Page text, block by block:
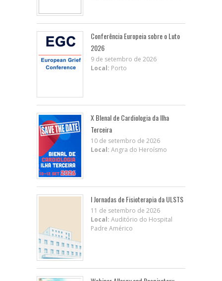
Conferência Europeia sobre o Luto
2026
9 de setembro de 2026
Local: Porto
X BIenal de Cardiologia da Ilha
Terceira
10 de setembro de 2026
Local: Angra do Heroísmo
I Jornadas de Fisioterapia da ULSTS
11 de setembro de 2026
Local: Auditório do Hospital
Padre Américo